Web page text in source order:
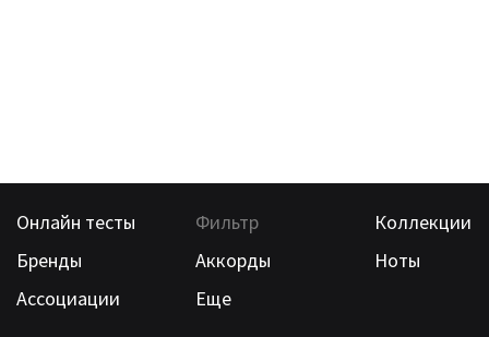
Онлайн тесты Фильтр
Коллекции
Бренды
Аккорды
Ноты
Ассоциации
Еще